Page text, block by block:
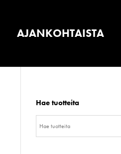
AJANKOHTAISTA
Hae tuotteita